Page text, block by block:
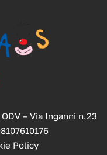
– Via Inganni n.23
Policy